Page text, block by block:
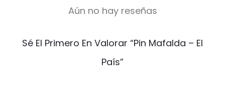
Aún no hay reseñas
Sé El Primero En Valorar “Pin Mafalda – El
País”